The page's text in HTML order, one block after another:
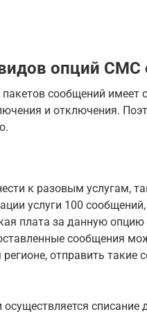
опций СМС
сообщений имеет
и отключения.
к разовым услугам,
услуги 100
плата за данную
сообщения
отправить такие
списание